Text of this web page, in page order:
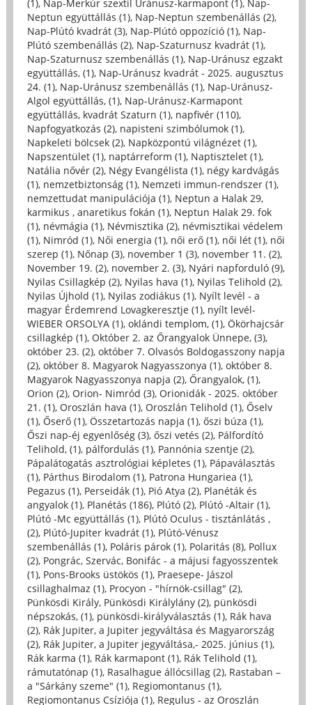
(1), Nap-Merkúr szextil Uránusz-karmapont (1), Nap-
Neptun együttállás (1), Nap-Neptun szembenállás (2),
Nap-Plútó kvadrát (3), Nap-Plútó oppozíció (1), Nap-
Plútó szembenállás (2), Nap-Szaturnusz kvadrát (1),
Nap-Szaturnusz szembenállás (1), Nap-Uránusz egzakt
együttállás, (1), Nap-Uránusz kvadrát - 2025. augusztus
24. (1), Nap-Uránusz szembenállás (1), Nap-Uránusz-
Algol együttállás, (1), Nap-Uránusz-Karmapont
együttállás, kvadrát Szaturn (1), napfivér (110),
Napfogyatkozás (2), napisteni szimbólumok (1),
Napkeleti bölcsek (2), Napközpontú világnézet (1),
Napszentület (1), naptárreform (1), Naptisztelet (1),
Natália nővér (2), Négy Evangélista (1), négy kardvágás
(1), nemzetbiztonság (1), Nemzeti immun-rendszer (1),
nemzettudat manipulációja (1), Neptun a Halak 29,
karmikus , anaretikus fokán (1), Neptun Halak 29. fok
(1), névmágia (1), Névmisztika (2), névmisztikai védelem
(1), Nimród (1), Női energia (1), női erő (1), női lét (1), női
szerep (1), Nőnap (3), november 1 (3), november 11. (2),
November 19. (2), november 2. (3), Nyári napforduló (9),
Nyilas Csillagkép (2), Nyilas hava (1), Nyilas Telihold (2),
Nyilas Újhold (1), Nyilas zodiákus (1), Nyílt levél - a
magyar Érdemrend Lovagkeresztje (1), nyílt levél-
WIEBER ORSOLYA (1), oklándi templom, (1), Ökörhajcsár
csillagkép (1), Október 2. az Őrangyalok Ünnepe, (3),
október 23. (2), október 7. Olvasós Boldogasszony napja
(2), október 8. Magyarok Nagyasszonya (1), október 8.
Magyarok Nagyasszonya napja (2), Őrangyalok, (1),
Orion (2), Orion- Nimród (3), Orionidák - 2025. október
21. (1), Oroszlán hava (1), Oroszlán Telihold (1), Őselv
(1), Őserő (1), Összetartozás napja (1), őszi búza (1),
Őszi nap-éj egyenlőség (3), őszi vetés (2), Pálfordító
Telihold, (1), pálfordulás (1), Pannónia szentje (2),
Pápalátogatás asztrológiai képletes (1), Pápaválasztás
(1), Párthus Birodalom (1), Patrona Hungariea (1),
Pegazus (1), Perseidák (1), Pió Atya (2), Planéták és
angyalok (1), Planétás (186), Plútó (2), Plútó -Altair (1),
Plútó -Mc együttállás (1), Plútó Oculus - tisztánlátás ,
(2), Plútó-Jupiter kvadrát (1), Plútó-Vénusz
szembenállás (1), Poláris párok (1), Polaritás (8), Pollux
(2), Pongrác, Szervác, Bonifác - a májusi fagyosszentek
(1), Pons-Brooks üstökös (1), Praesepe- Jászol
csillaghalmaz (1), Procyon - "hírnök-csillag" (2),
Pünkösdi Király, Pünkösdi Királylány (2), pünkösdi
népszokás, (1), pünkösdi-királyválasztás (1), Rák hava
(2), Rák Jupiter, a Jupiter jegyváltása és Magyarország
(2), Rák Jupiter, a Jupiter jegyváltása,- 2025. június (1),
Rák karma (1), Rák karmapont (1), Rák Telihold (1),
rámutatónap (1), Rasalhague állócsillag (2), Rastaban –
a "Sárkány szeme" (1), Regiomontanus (1),
Regiomontanus Csíziója (1), Regulus - az Oroszlán